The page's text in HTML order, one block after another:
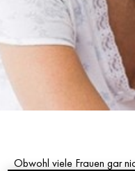
Obwohl viele Frauen gar